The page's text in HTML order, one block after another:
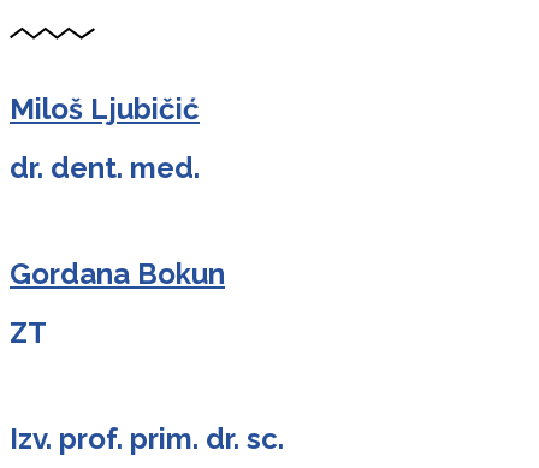
Miloš Ljubičić
dr. dent. med.
Gordana Bokun
ZT
Izv. prof. prim. dr. sc.